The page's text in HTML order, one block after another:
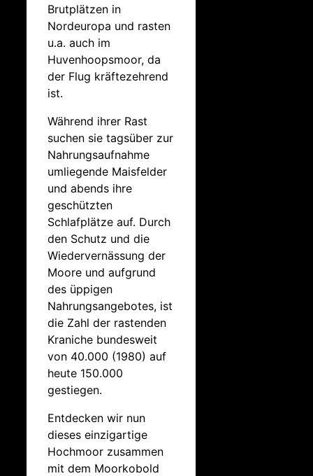
Brutplätzen in
Nordeuropa und rasten
u.a. auch im
Huvenhoopsmoor, da
der Flug kräftezehrend
ist.
Während ihrer Rast
suchen sie tagsüber zur
Nahrungsaufnahme
umliegende Maisfelder
und abends ihre
geschützten
Schlafplätze auf. Durch
den Schutz und die
Wiedervernässung der
Moore und aufgrund
des üppigen
Nahrungsangebotes, ist
die Zahl der rastenden
Kraniche bundesweit
von 40.000 (1980) auf
heute 150.000
gestiegen.
Entdecken wir nun
dieses einzigartige
Hochmoor zusammen
mit dem Moorkobold